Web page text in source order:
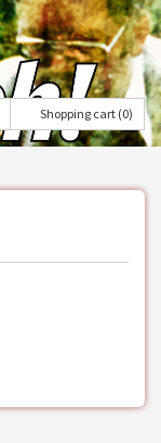
Shopping cart (0)